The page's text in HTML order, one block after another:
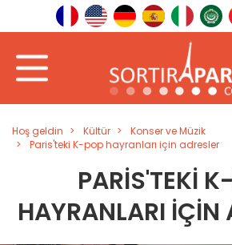
Hoş geldin Kültür
Konser ve Müzik
Paris'teki K-pop hayranları için adresler
PARIS'TEKI
HAYRANLARI IÇIN